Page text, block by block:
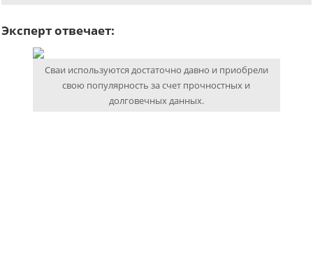
Эксперт отвечает:
Сваи используются достаточно давно и приобрели
свою популярность за счет прочностных и
долговечных данных.